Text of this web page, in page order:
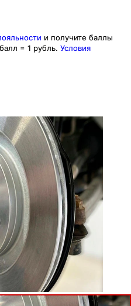
и получите баллы
= 1 рубль. Условия